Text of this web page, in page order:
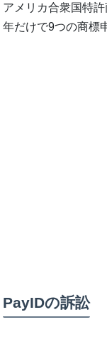
アメリカ合衆国特
年だけで9つの商標
PayIDの訴訟